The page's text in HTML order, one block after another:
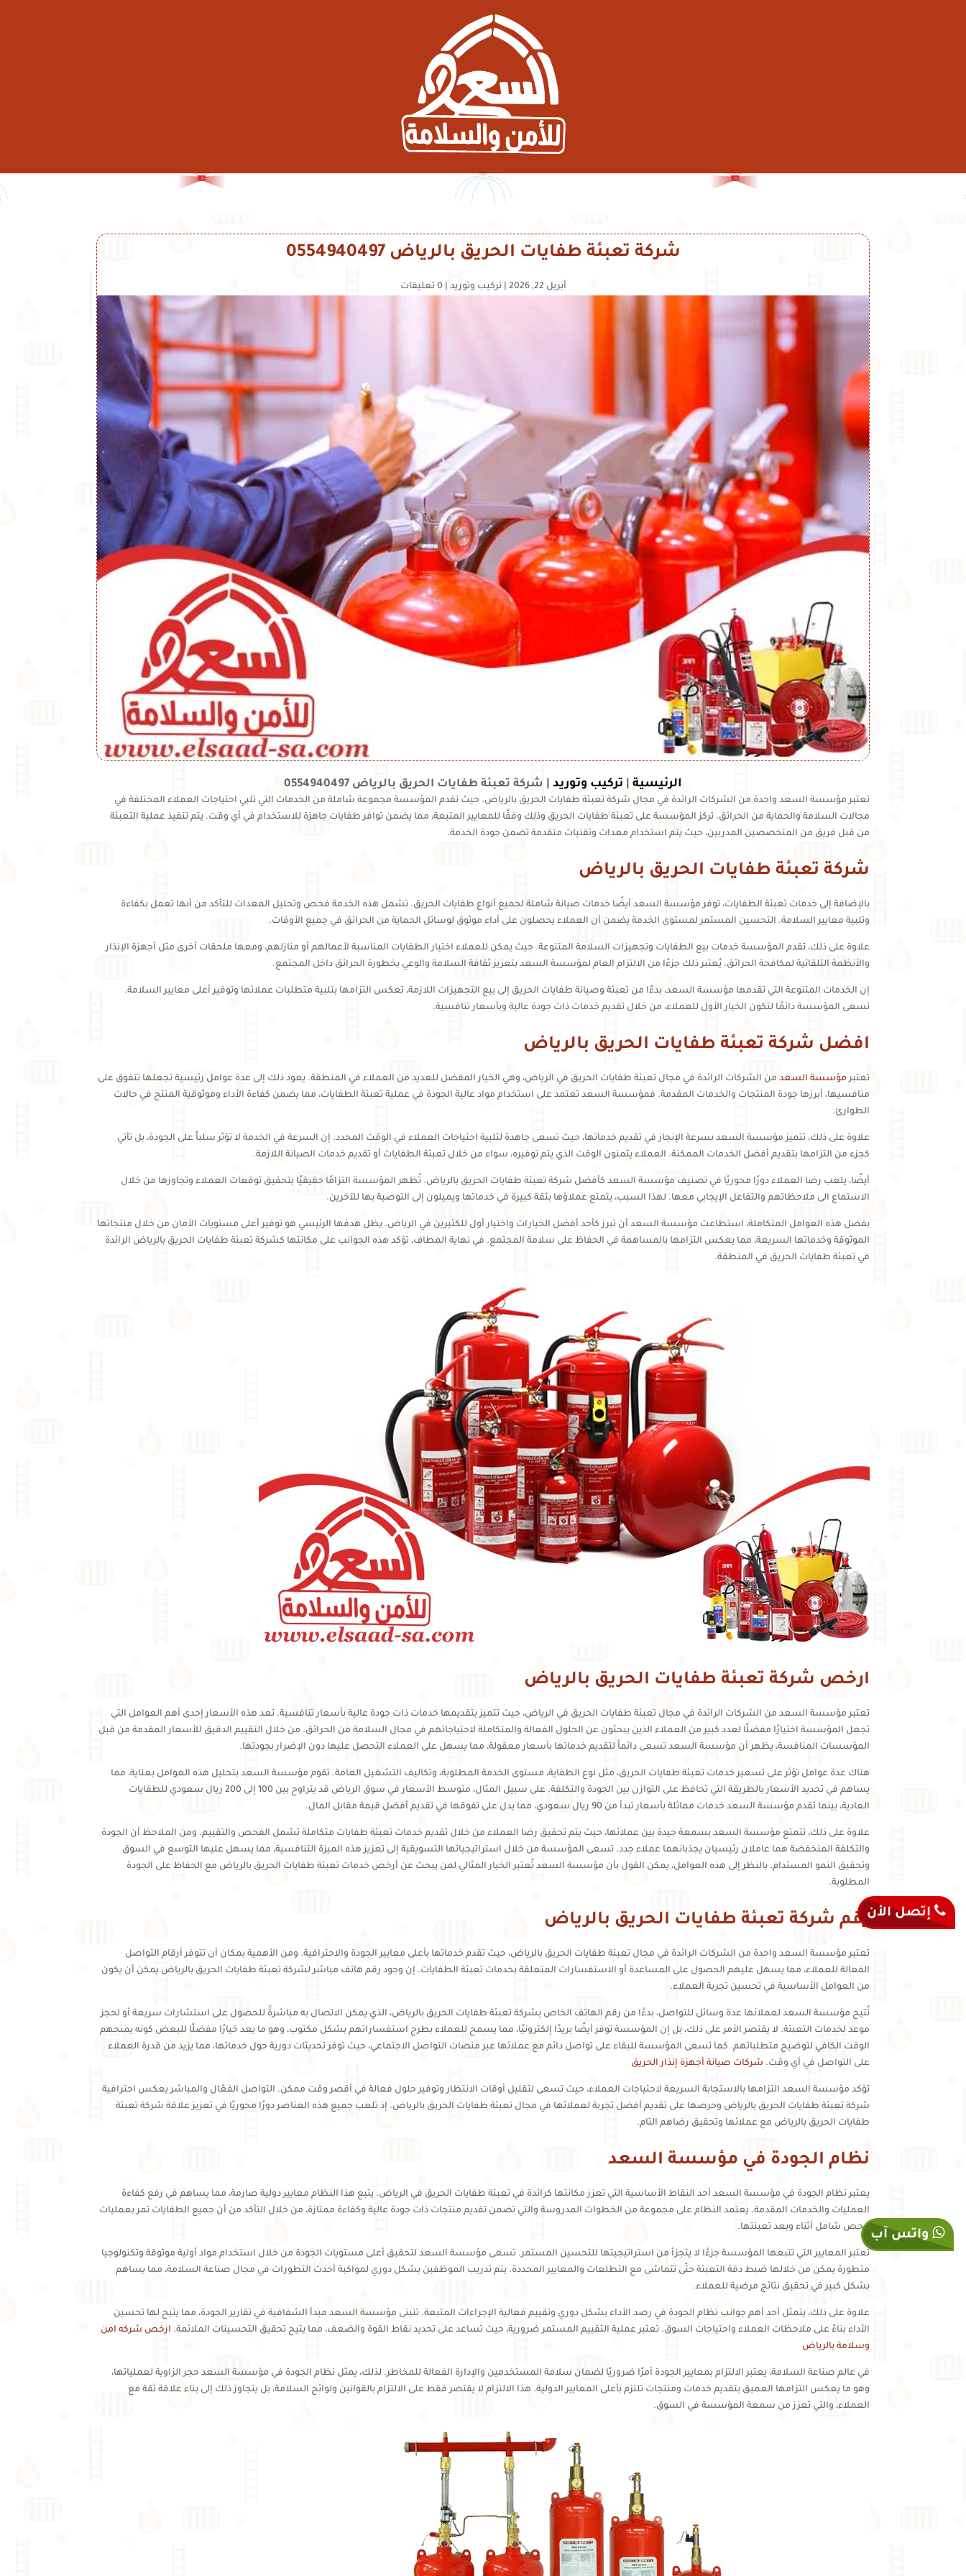
شركة تعبئة طفايات الحريق بالرياض 0554940497
أبريل 22, 2026 تركيب وتوريد |0 تعليقات
الرئيسية تركيب وتوريد شركة تعبئة طفايات الحريق بالرياض 0554940497
تعتبر مؤسسة السعد واحدة من الشركات الرائدة في مجال شركة تعبئة طفايات الحريق بالرياض. حيث تقدم المؤسسة مجموعة شاملة من الخدمات التي تلبي احتياجات العملاء المختلفة في
مجالات السلامة والحماية من الحرائق. تركز المؤسسة على تعبئة طفايات الحريق وذلك وفقًا للمعايير المتبعة، مما يضمن توافر طفايات جاهزة للاستخدام في أي وقت. يتم تنفيذ عملية التعبئة
من قبل فريق من المتخصصين المدربين، حيث يتم استخدام معدات وتقنيات متقدمة تضمن جودة الخدمة.
شركة تعبئة طفايات الحريق بالرياض
بالإضافة إلى خدمات تعبئة الطفايات، توفر مؤسسة السعد أيضًا خدمات صيانة شاملة لجميع أنواع طفايات الحريق. تشمل هذه الخدمة فحص وتحليل المعدات للتأكد من أنها تعمل بكفاءة
وتلبية معايير السلامة. التحسين المستمر لمستوى الخدمة يضمن أن العملاء يحصلون على أداء موثوق لوسائل الحماية من الحرائق في جميع الأوقات.
علاوة على ذلك، تقدم المؤسسة خدمات بيع الطفايات وتجهيزات السلامة المتنوعة. حيث يمكن للعملاء اختيار الطفايات المناسبة لأعمالهم أو منازلهم، ومعها ملحقات أخرى مثل أجهزة الإنذار
والأنظمة التلقائية لمكافحة الحرائق. يُعتبر ذلك جزءًا من الالتزام العام لمؤسسة السعد بتعزيز ثقافة السلامة والوعي بخطورة الحرائق داخل المجتمع.
إن الخدمات المتنوعة التي تقدمها مؤسسة السعد، بدءًا من تعبئة وصيانة طفايات الحريق إلى بيع التجهيزات اللازمة، تعكس التزامها بتلبية متطلبات عملائها وتوفير أعلى معايير السلامة.
تسعى المؤسسة دائمًا لتكون الخيار الأول للعملاء، من خلال تقديم خدمات ذات جودة عالية وبأسعار تنافسية.
افضل شركة تعبئة طفايات الحريق بالرياض
تعتبر مؤسسة السعد من الشركات الرائدة في مجال تعبئة طفايات الحريق في الرياض، وهي الخيار المفضل للعديد من العملاء في المنطقة. يعود ذلك إلى عدة عوامل رئيسية تجعلها تتفوق على
منافسيها، أبرزها جودة المنتجات والخدمات المقدمة. فمؤسسة السعد تعتمد على استخدام مواد عالية الجودة في عملية تعبئة الطفايات، مما يضمن كفاءة الأداء وموثوقية المنتج في حالات
الطوارئ.
علاوة على ذلك، تتميز مؤسسة السعد بسرعة الإنجاز في تقديم خدماتها، حيث تسعى جاهدة لتلبية احتياجات العملاء في الوقت المحدد. إن السرعة في الخدمة لا تؤثر سلباً على الجودة، بل تأتي
كجزء من التزامها بتقديم أفضل الخدمات الممكنة. العملاء يثمنون الوقت الذي يتم توفيره، سواء من خلال تعبئة الطفايات أو تقديم خدمات الصيانة اللازمة.
أيضًا، يلعب رضا العملاء دورًا محوريًا في تصنيف مؤسسة السعد كأفضل شركة تعبئة طفايات الحريق بالرياض. تُظهر المؤسسة التزامًا حقيقيًا بتحقيق توقعات العملاء وتجاوزها من خلال
الاستماع الى ملاحظاتهم والتفاعل الإيجابي معها. لهذا السبب، يتمتع عملاؤها بثقة كبيرة في خدماتها ويميلون إلى التوصية بها للآخرين.
بفضل هذه العوامل المتكاملة، استطاعت مؤسسة السعد أن تبرز كأحد أفضل الخيارات واختيار أول للكثيرين في الرياض. يظل هدفها الرئيسي هو توفير أعلى مستويات الأمان من خلال منتجاتها
الموثوقة وخدماتها السريعة، مما يعكس التزامها بالمساهمة في الحفاظ على سلامة المجتمع. في نهاية المطاف، تؤكد هذه الجوانب على مكانتها كشركة تعبئة طفايات الحريق بالرياض الرائدة
في تعبئة طفايات الحريق في المنطقة.
ارخص شركة تعبئة طفايات الحريق بالرياض
تعتبر مؤسسة السعد من الشركات الرائدة في مجال تعبئة طفايات الحريق في الرياض، حيث تتميز بتقديمها خدمات ذات جودة عالية بأسعار تنافسية. تعد هذه الأسعار إحدى أهم العوامل التي
تجعل المؤسسة اختيارًا مفضلًا لعدد كبير من العملاء الذين يبحثون عن الحلول الفعالة والمتكاملة لاحتياجاتهم في مجال السلامة من الحرائق. من خلال التقييم الدقيق للأسعار المقدمة من قبل
المؤسسات المنافسة، يظهر أن مؤسسة السعد تسعى دائماً لتقديم خدماتها بأسعار معقولة، مما يسهل على العملاء التحصل عليها دون الإضرار بجودتها.
هناك عدة عوامل تؤثر على تسعير خدمات تعبئة طفايات الحريق، مثل نوع الطفاية، مستوى الخدمة المطلوبة، وتكاليف التشغيل العامة. تقوم مؤسسة السعد بتحليل هذه العوامل بعناية، مما
يساهم في تحديد الأسعار بالطريقة التي تحافظ على التوازن بين الجودة والتكلفة. على سبيل المثال، متوسط الأسعار في سوق الرياض قد يتراوح بين 100 إلى 200 ريال سعودي للطفايات
العادية، بينما تقدم مؤسسة السعد خدمات مماثلة بأسعار تبدأ من 90 ريال سعودي، مما يدل على تفوقها في تقديم أفضل قيمة مقابل المال.
علاوة على ذلك، تتمتع مؤسسة السعد بسمعة جيدة بين عملائها، حيث يتم تحقيق رضا العملاء من خلال تقديم خدمات تعبئة طفايات متكاملة تشمل الفحص والتقييم. ومن الملاحظ أن الجودة
والتكلفة المنخفضة هما عاملان رئيسيان يجذبانهما عملاء جدد. تسعى المؤسسة من خلال استراتيجياتها التسويقية إلى تعزيز هذه الميزة التنافسية، مما يسهل عليها التوسع في السوق
وتحقيق النمو المستدام. بالنظر إلى هذه العوامل، يمكن القول بأن مؤسسة السعد تُعتبر الخيار المثالي لمن يبحث عن أرخص خدمات تعبئة طفايات الحريق بالرياض مع الحفاظ على الجودة
المطلوبة.
رقم شركة تعبئة طفايات الحريق بالرياض
تعتبر مؤسسة السعد واحدة من الشركات الرائدة في مجال تعبئة طفايات الحريق بالرياض، حيث تقدم خدماتها بأعلى معايير الجودة والاحترافية. ومن الأهمية بمكان أن تتوفر أرقام التواصل
الفعالة للعملاء، مما يسهل عليهم الحصول على المساعدة أو الاستفسارات المتعلقة بخدمات تعبئة الطفايات. إن وجود رقم هاتف مباشر لشركة تعبئة طفايات الحريق بالرياض يمكن أن يكون
من العوامل الأساسية في تحسين تجربة العملاء.
تُتيح مؤسسة السعد لعملائها عدة وسائل للتواصل، بدءًا من رقم الهاتف الخاص بشركة تعبئة طفايات الحريق بالرياض، الذي يمكن الاتصال به مباشرةً للحصول على استشارات سريعة أو لحجز
موعد لخدمات التعبئة. لا يقتصر الأمر على ذلك، بل إن المؤسسة توفر أيضًا بريدًا إلكترونيًا، مما يسمح للعملاء بطرح استفساراتهم بشكل مكتوب، وهو ما يعد خيارًا مفضلًا للبعض كونه يمنحهم
الوقت الكافي لتوضيح متطلباتهم. كما تسعى المؤسسة للبقاء على تواصل دائم مع عملائها عبر منصات التواصل الاجتماعي، حيث توفر تحديثات دورية حول خدماتها، مما يزيد من قدرة العملاء
على التواصل في أي وقت. شركات صيانة أجهزة إنذار الحريق
تؤكد مؤسسة السعد التزامها بالاستجابة السريعة لاحتياجات العملاء، حيث تسعى لتقليل أوقات الانتظار وتوفير حلول فعالة في أقصر وقت ممكن. التواصل الفعّال والمباشر يعكس احترافية
شركة تعبئة طفايات الحريق بالرياض وحرصها على تقديم أفضل تجربة لعملائها في مجال تعبئة طفايات الحريق بالرياض. إذ تلعب جميع هذه العناصر دورًا محوريًا في تعزيز علاقة شركة تعبئة
طفايات الحريق بالرياض مع عملائها وتحقيق رضاهم التام.
نظام الجودة في مؤسسة السعد
يعتبر نظام الجودة في مؤسسة السعد أحد النقاط الأساسية التي تعزز مكانتها كرائدة في تعبئة طفايات الحريق في الرياض. يتبع هذا النظام معايير دولية صارمة، مما يساهم في رفع كفاءة
العمليات والخدمات المقدمة. يعتمد النظام على مجموعة من الخطوات المدروسة والتي تضمن تقديم منتجات ذات جودة عالية وكفاءة ممتازة، من خلال التأكد من أن جميع الطفايات تمر بعمليات
فحص شامل أثناء وبعد تعبئتها.
تعتبر المعايير التي تتبعها المؤسسة جزءًا لا يتجزأ من استراتيجيتها للتحسين المستمر. تسعى مؤسسة السعد لتحقيق أعلى مستويات الجودة من خلال استخدام مواد أولية موثوقة وتكنولوجيا
متطورة يمكن من خلالها ضبط دقة التعبئة حتّى تتماشى مع التطلعات والمعايير المحددة. يتم تدريب الموظفين بشكل دوري لمواكبة أحدث التطورات في مجال صناعة السلامة، مما يساهم
بشكل كبير في تحقيق نتائج مرضية للعملاء.
علاوة على ذلك، يتمثل أحد أهم جوانب نظام الجودة في رصد الأداء بشكل دوري وتقييم فعالية الإجراءات المتبعة. تتبنى مؤسسة السعد مبدأ الشفافية في تقارير الجودة، مما يتيح لها تحسين
الأداء بناءً على ملاحظات العملاء واحتياجات السوق. تعتبر عملية التقييم المستمر ضرورية، حيث تساعد على تحديد نقاط القوة والضعف، مما يتيح تحقيق التحسينات الملائمة. ارخص شركه امن
وسلامة بالرياض
في عالم صناعة السلامة، يعتبر الالتزام بمعايير الجودة أمرًا ضروريًا لضمان سلامة المستخدمين والإدارة الفعالة للمخاطر. لذلك، يمثل نظام الجودة في مؤسسة السعد حجر الزاوية لعملياتها،
وهو ما يعكس التزامها العميق بتقديم خدمات ومنتجات تلتزم بأعلى المعايير الدولية. هذا الالتزام لا يقتصر فقط على الالتزام بالقوانين ولوائح السلامة، بل يتجاوز ذلك إلى بناء علاقة ثقة مع
العملاء، والتي تعزز من سمعة المؤسسة في السوق.
إتصل الأن
واتس آب